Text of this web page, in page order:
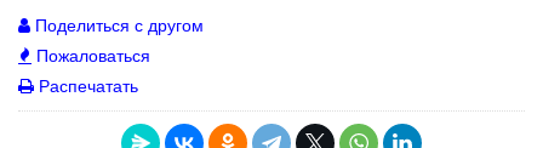
Поделиться с другом
Пожаловаться
Распечатать